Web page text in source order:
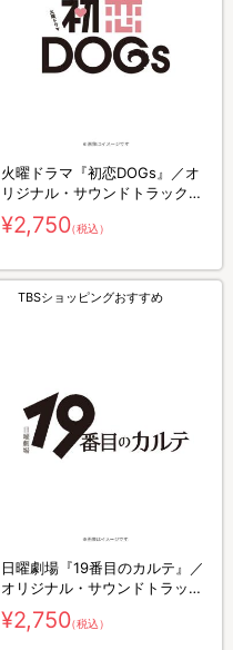
火曜ドラマ『初恋DOGs』／オ
リジナル・サウンドトラック／
CD
¥2,750（税込）
TBSショッピングおすすめ
日曜劇場『19番目のカルテ』／
オリジナル・サウンドトラック
／CD
¥2,750（税込）